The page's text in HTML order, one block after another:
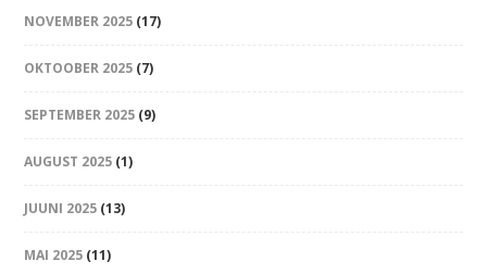
NOVEMBER 2025 (17)
OKTOOBER 2025 (7)
SEPTEMBER 2025 (9)
AUGUST 2025 (1)
JUUNI 2025 (13)
MAI 2025 (11)